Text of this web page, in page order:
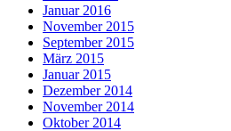
Januar 2016
November 2015
September 2015
März 2015
Januar 2015
Dezember 2014
November 2014
Oktober 2014